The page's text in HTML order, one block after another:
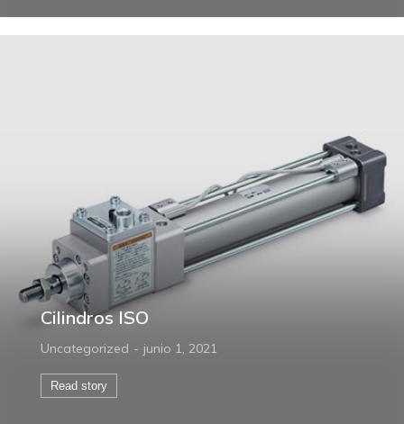
Cilindros ISO
Uncategorized junio 1, 2021
Read story